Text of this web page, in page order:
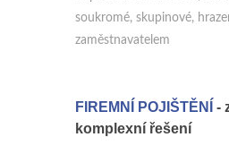
soukromé, skupinové,
zaměstnavatelem
FIREMNÍ POJIŠTĚNÍ
-
komplexní řešení